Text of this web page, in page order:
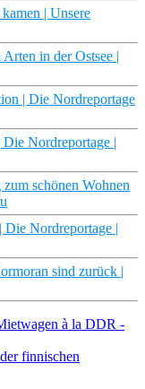
| Unsere
in der Ostsee |
| Die Nordreportage
Nordreportage |
schönen Wohnen
Die Nordreportage |
sind zurück |
à la DDR -
finnischen